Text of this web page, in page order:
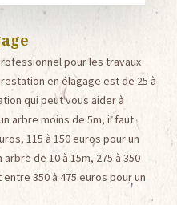
pour les travaux
en élagage est de 25 à
qui peut vous aider à
arbre moins de 5m, il faut
115 à 150 euros pour un
de 10 à 15m, 275 à 350
350 à 475 euros pour un